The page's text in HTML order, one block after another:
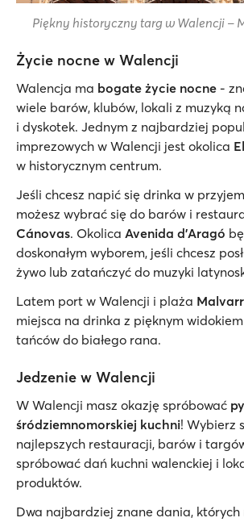
Piękny historyczny targ w Walencji –
Życie nocne w Walencji
Walencja ma bogate życie nocne -
wiele barów, klubów, lokali z muzyką
i dyskotek. Jednym z najbardziej
imprezowych w Walencji jest okolica
w historycznym centrum.
Jeśli chcesz napić się drinka w
możesz wybrać się do barów i
Cánovas. Okolica Avenida d'Aragó
doskonałym wyborem, jeśli chcesz
żywo lub zatańczyć do muzyki
Latem port w Walencji i plaża
miejsca na drinka z pięknym
tańców do białego rana.
Jedzenie w Walencji
W Walencji masz okazję spróbować
śródziemnomorskiej kuchni! Wybierz
najlepszych restauracji, barów i
spróbować dań kuchni walenckiej i
produktów.
Dwa najbardziej znane dania, których